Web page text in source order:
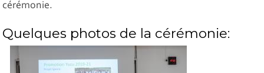
cérémonie.
Quelques photos de la cérémonie: